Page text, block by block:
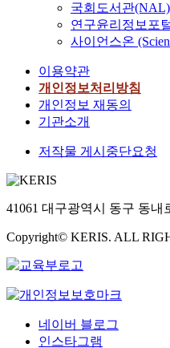
국회도서관(NAL)
연구윤리정보포
사이언스온
이용약관
개인정보처리방침
개인정보 재동의
기관소개
저작물 게시중단요청
41061 대구광역시 동구 동내
Copyright© KERIS. ALL
네이버 블로그
인스타그램